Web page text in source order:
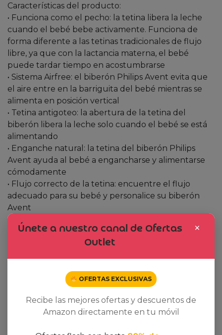
Características del producto:
• Funciona como el pecho: la tetina libera la leche
cuando el bebé bebe activamente. Funciona de
forma diferente a las tetinas tradicionales de flujo
libre, ya que con la lactancia materna, el bebé
puede tardar tiempo en acostumbrarse
• Sistema Airfree: el biberón Philips Avent evita que
el aire entre en la barriguita del bebé mientras se
alimenta en posición vertical
• Tetina antigoteo: la abertura de la tetina del
biberón libera la leche solo cuando el bebé se está
alimentando
• Enganche natural: la tetina del biberón Philips
Avent ayuda al bebé a engancharse y alimentarse
cómodamente
• Flujo correcto de la tetina: encuentre el flujo
adecuado para su bebé y personalice su biberón
Avent
Related products
Dto. -16%
×
Únete a nuestro canal de Ofertas
Outlet
OFERTAS EXCLUSIVAS
Recibe las mejores ofertas y descuentos de
Amazon directamente en tu móvil